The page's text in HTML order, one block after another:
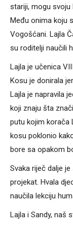
stariji, mogu svoju
Među onima koju
Vogošćani. Lajla
su roditelji naučili
Lajla je učenica
Kosu je donirala
Lajla je napravila
koji znaju šta
putu kojim korača
kosu poklonio
bore sa opakom
Svaka riječ dalje
projekat. Hvala
naučila lekciju
Lajla i Sandy, naš